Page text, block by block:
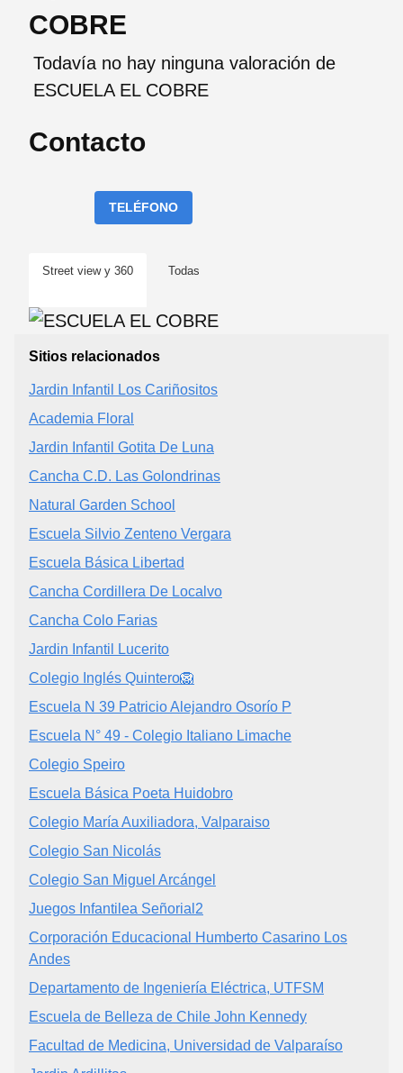
COBRE
Todavía no hay ninguna valoración de
ESCUELA EL COBRE
Contacto
TELÉFONO
Street view y 360 Todas
Sitios relacionados
Jardin Infantil Los Cariñositos
Academia Floral
Jardin Infantil Gotita De Luna
Cancha C.D. Las Golondrinas
Natural Garden School
Escuela Silvio Zenteno Vergara
Escuela Básica Libertad
Cancha Cordillera De Localvo
Cancha Colo Farias
Jardin Infantil Lucerito
Colegio Inglés Quintero🦁
Escuela N 39 Patricio Alejandro Osorío P
Escuela N° 49 - Colegio Italiano Limache
Colegio Speiro
Escuela Básica Poeta Huidobro
Colegio María Auxiliadora, Valparaiso
Colegio San Nicolás
Colegio San Miguel Arcángel
Juegos Infantilea Señorial2
Corporación Educacional Humberto Casarino Los
Andes
Departamento de Ingeniería Eléctrica, UTFSM
Escuela de Belleza de Chile John Kennedy
Facultad de Medicina, Universidad de Valparaíso